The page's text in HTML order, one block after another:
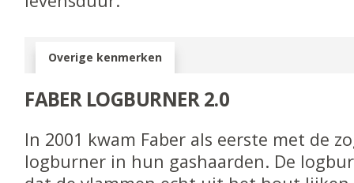
Overige kenmerken
FABER LOGBURNER 2.0
In 2001 kwam Faber als eerste met de
logburner in hun gashaarden. De